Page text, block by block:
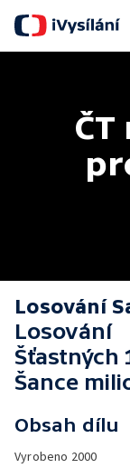
Losování
Losování
Šťastných
Šance
Obsah dílu
Vyrobeno 2000